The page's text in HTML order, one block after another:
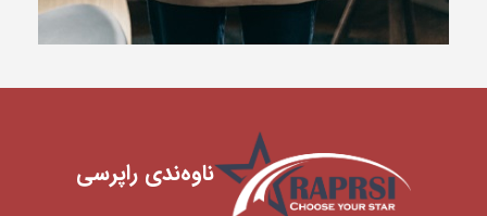
ناوه‌ندی ‌راپرسی